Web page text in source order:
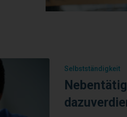
Selbstständigkeit